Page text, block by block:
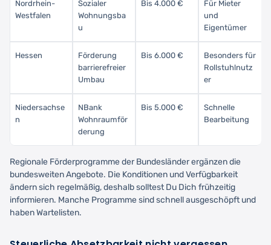
Nordrhein-
Westfalen
Sozialer
Wohnungsba
u
Bis 4.000 €
Für Mieter
und
Eigentümer
Hessen
Förderung
barrierefreier
Umbau
Bis 6.000 €
Besonders für
Rollstuhlnutz
er
Niedersachse
n
NBank
Wohnraumför
derung
Bis 5.000 €
Schnelle
Bearbeitung
Regionale Förderprogramme der Bundesländer ergänzen die
bundesweiten Angebote. Die Konditionen und Verfügbarkeit
ändern sich regelmäßig, deshalb solltest Du Dich frühzeitig
informieren. Manche Programme sind schnell ausgeschöpft und
haben Wartelisten.